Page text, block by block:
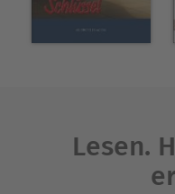
Lesen.